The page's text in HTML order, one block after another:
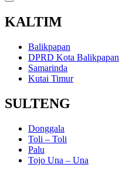
KALTIM
Balikpapan
DPRD Kota Balikpapan
Samarinda
Kutai Timur
SULTENG
Donggala
Toli – Toli
Palu
Tojo Una – Una